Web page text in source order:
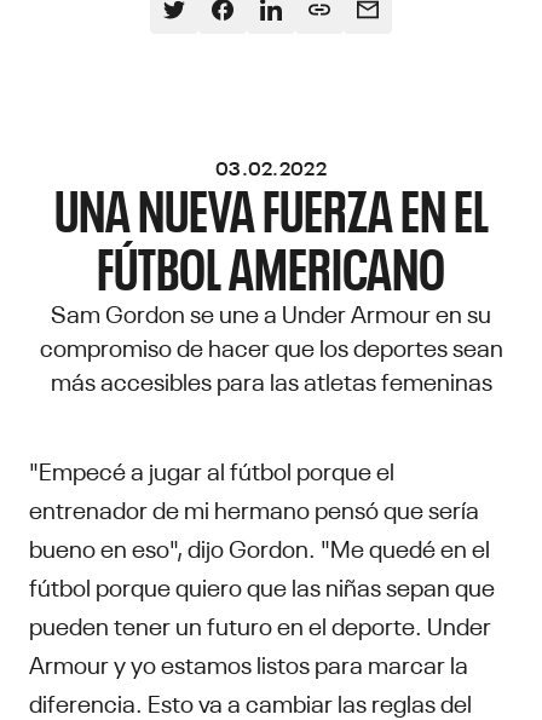
03.02.2022
UNA NUEVA FUERZA EN EL
FÚTBOL AMERICANO
Sam Gordon se une a Under Armour en su
compromiso de hacer que los deportes sean
más accesibles para las atletas femeninas
"Empecé a jugar al fútbol porque el
entrenador de mi hermano pensó que sería
bueno en eso", dijo Gordon. "Me quedé en el
fútbol porque quiero que las niñas sepan que
pueden tener un futuro en el deporte. Under
Armour y yo estamos listos para marcar la
diferencia. Esto va a cambiar las reglas del